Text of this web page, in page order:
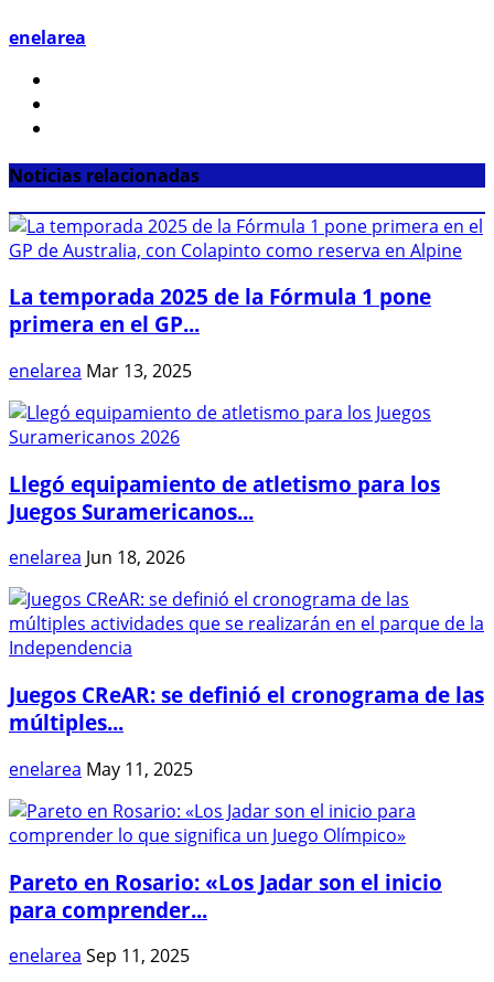
enelarea
Noticias relacionadas
La temporada 2025 de la Fórmula 1 pone
primera en el GP...
enelarea Mar 13, 2025
Llegó equipamiento de atletismo para los
Juegos Suramericanos...
enelarea Jun 18, 2026
Juegos CReAR: se definió el cronograma de las
múltiples...
enelarea May 11, 2025
Pareto en Rosario: «Los Jadar son el inicio
para comprender...
enelarea Sep 11, 2025